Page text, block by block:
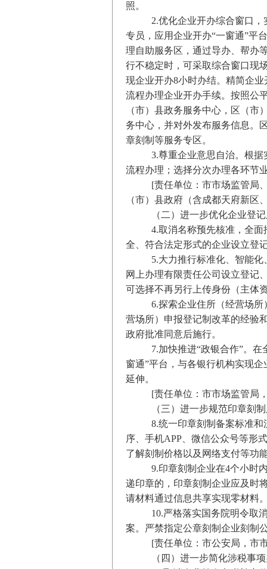
照。
2.优化企业开办综合窗口
专员，应用企业开办“一窗通”平
理自助服务区，通过导办、帮办
行不稳定时，可采取综合窗口现
现企业开办8小时办结。精简企
流程办理企业开办手续。按照公
（市）县政务服务中心，区（
务中心，并对外发布服务信息。
章刻制等服务专区。
3.尊重企业意思自治。根
流程办理；选择分次办理各环节
[责任单位：市市场监管局
（市）县政府（含成都天府新区
（二）进一步优化企业登
4.取消名称预先核准，全
全、符合法定形式的企业设立登
5.大力推行标准化、智能
网上办理有限责任公司设立登记
可选择不再另行上传身份（主体
6.探索企业住所（经营场
营场所）申报登记制改革的经验
政府批准同意后施行。
7.加快推进“政银合作”。
窗通”平台，与各银行机构实现
延伸。
[责任单位：市市场监管局
（三）进一步规范印章刻
8.统一印章刻制备案标准
序、手机APP、微信公众号等形
了解刻制价格以及网络支付等功
9.印章刻制企业在4个小时
递印章的，印章刻制企业应及时
请材料通过信息共享实现零材料
10.严格落实国务院明令取
案。严禁指定公章刻制企业刻制
[责任单位：市公安局，市
（四）进一步简化涉税事